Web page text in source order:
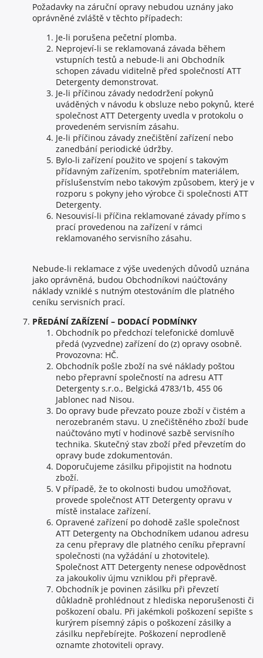
Požadavky na záruční opravy nebudou uznány jako
oprávněné zvláště v těchto případech:
Je-li porušena pečetní plomba.
Neprojeví-li se reklamovaná závada během
vstupních testů a nebude-li ani Obchodník
schopen závadu viditelně před společností ATT
Detergenty demonstrovat.
Je-li příčinou závady nedodržení pokynů
uváděných v návodu k obsluze nebo pokynů, které
společnost ATT Detergenty uvedla v protokolu o
provedeném servisním zásahu.
Je-li příčinou závady znečištění zařízení nebo
zanedbání periodické údržby.
Bylo-li zařízení použito ve spojení s takovým
přídavným zařízením, spotřebním materiálem,
příslušenstvím nebo takovým způsobem, který je v
rozporu s pokyny jeho výrobce či společnosti ATT
Detergenty.
Nesouvisí-li příčina reklamované závady přímo s
prací provedenou na zařízení v rámci
reklamovaného servisního zásahu.
Nebude-li reklamace z výše uvedených důvodů uznána
jako oprávněná, budou Obchodníkovi naúčtovány
náklady vzniklé s nutným otestováním dle platného
ceníku servisních prací.
PŘEDÁNÍ ZAŘÍZENÍ – DODACÍ PODMÍNKY
Obchodník po předchozí telefonické domluvě
předá (vyzvedne) zařízení do (z) opravy osobně.
Provozovna: HČ.
Obchodník pošle zboží na své náklady poštou
nebo přepravní společností na adresu ATT
Detergenty s.r.o., Belgická 4783/1b, 455 06
Jablonec nad Nisou.
Do opravy bude převzato pouze zboží v čistém a
nerozebraném stavu. U znečištěného zboží bude
naúčtováno mytí v hodinové sazbě servisního
technika. Skutečný stav zboží před převzetím do
opravy bude zdokumentován.
Doporučujeme zásilku připojistit na hodnotu
zboží.
V případě, že to okolnosti budou umožňovat,
provede společnost ATT Detergenty opravu v
místě instalace zařízení.
Opravené zařízení po dohodě zašle společnost
ATT Detergenty na Obchodníkem udanou adresu
za cenu přepravy dle platného ceníku přepravní
společnosti (na vyžádání u zhotovitele).
Společnost ATT Detergenty nenese odpovědnost
za jakoukoliv újmu vzniklou při přepravě.
Obchodník je povinen zásilku při převzetí
důkladně prohlédnout z hlediska neporušenosti či
poškození obalu. Při jakémkoli poškození sepište s
kurýrem písemný zápis o poškození zásilky a
zásilku nepřebírejte. Poškození neprodleně
oznamte zhotoviteli opravy.